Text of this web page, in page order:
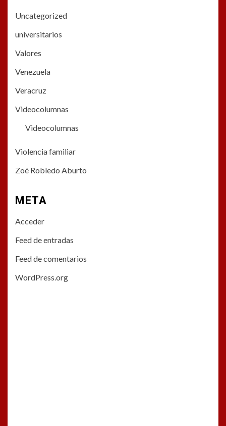
Uncategorized
universitarios
Valores
Venezuela
Veracruz
Videocolumnas
Videocolumnas
Violencia familiar
Zoé Robledo Aburto
META
Acceder
Feed de entradas
Feed de comentarios
WordPress.org